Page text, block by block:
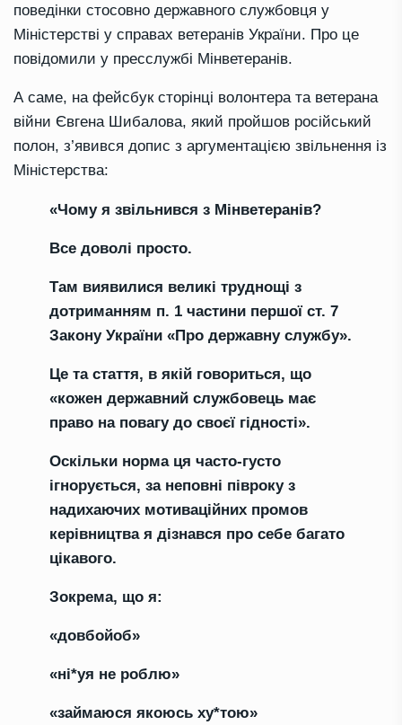
поведінки стосовно державного службовця у
Міністерстві у справах ветеранів України. Про це
повідомили у пресслужбі Мінветеранів.
А саме, на фейсбук сторінці волонтера та ветерана
війни Євгена Шибалова, який пройшов російський
полон, з’явився допис з аргументацією звільнення із
Міністерства:
«Чому я звільнився з Мінветеранів?
Все доволі просто.
Там виявилися великі труднощі з
дотриманням п. 1 частини першої ст. 7
Закону України «Про державну службу».
Це та стаття, в якій говориться, що
«кожен державний службовець має
право на повагу до своєї гідності».
Оскільки норма ця часто-густо
ігнорується, за неповні півроку з
надихаючих мотиваційних промов
керівництва я дізнався про себе багато
цікавого.
Зокрема, що я:
«довбойоб»
«ні*уя не роблю»
«займаюся якоюсь ху*тою»